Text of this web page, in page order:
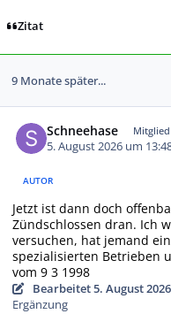
Zitat
9 Monate später...
Schneehase Mitglied
5. August 2026 um
AUTOR
Jetzt ist dann doch
Zündschlossen dran. Ich
versuchen, hat jemand
spezialisierten Betrieben
vom 9 3 1998
Bearbeitet5. August
Ergänzung